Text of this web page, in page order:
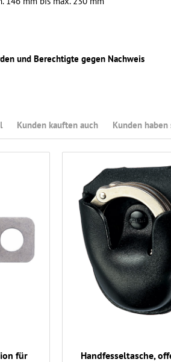
und Berechtigte gegen Nachweis
Kunden kauften auch Kunden
für
Handfesseltasche,